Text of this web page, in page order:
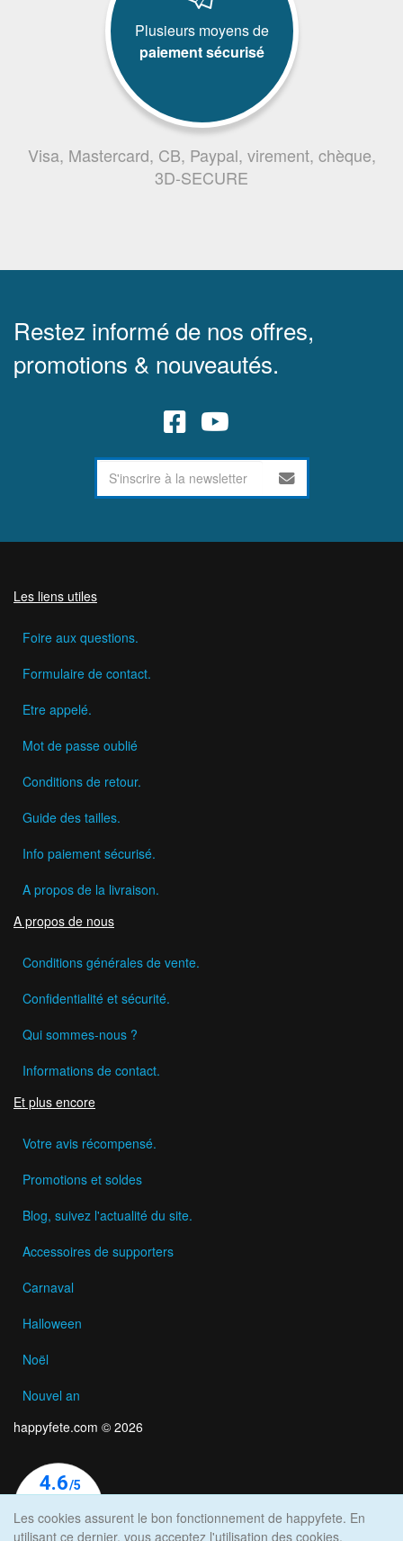
Plusieurs moyens de
paiement sécurisé
Visa, Mastercard, CB, Paypal, virement, chèque,
3D-SECURE
Restez informé de nos offres,
promotions & nouveautés.
Les liens utiles
Foire aux questions.
Formulaire de contact.
Etre appelé.
Mot de passe oublié
Conditions de retour.
Guide des tailles.
Info paiement sécurisé.
A propos de la livraison.
A propos de nous
Conditions générales de vente.
Confidentialité et sécurité.
Qui sommes-nous ?
Informations de contact.
Et plus encore
Votre avis récompensé.
Promotions et soldes
Blog, suivez l'actualité du site.
Accessoires de supporters
Carnaval
Halloween
Noël
Nouvel an
happyfete.com © 2026
Les cookies assurent le bon fonctionnement de happyfete. En
utilisant ce dernier, vous acceptez l'utilisation des cookies.